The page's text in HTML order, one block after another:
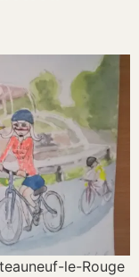
le-Rouge